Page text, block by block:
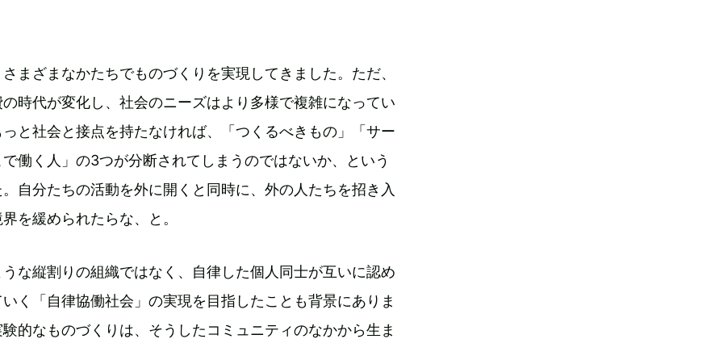
まざまなかたちでものづくりを実現してきました。ただ、
時代が変化し、社会のニーズはより多様で複雑になってい
と社会と接点を持たなければ、「つくるべきもの」「サー
働く人」の3つが分断されてしまうのではないか、という
自分たちの活動を外に開くと同時に、外の人たちを招き入
を緩められたらな、と。
な縦割りの組織ではなく、自律した個人同士が互いに認め
く「自律協働社会」の実現を目指したことも背景にありま
的なものづくりは、そうしたコミュニティのなかから生ま